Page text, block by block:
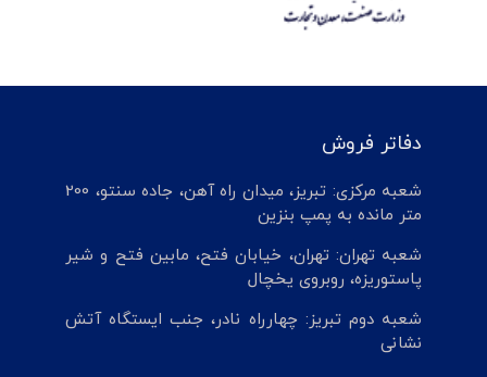
دفاتر فروش
شعبه مرکزی: تبریز، میدان راه آهن، جاده سنتو، 200
متر مانده به پمپ بنزین
شعبه تهران: تهران، خیابان فتح، مابین فتح و شیر
پاستوریزه، روبروی یخچال
شعبه دوم تبریز: چهارراه نادر، جنب ایستگاه آتش
نشانی